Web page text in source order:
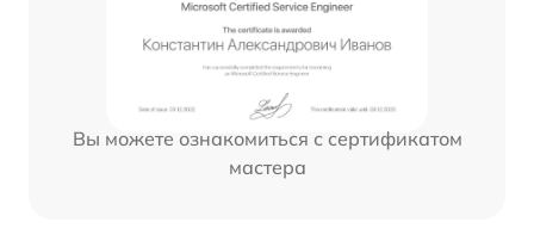
Вы можете ознакомиться с сертификатом
мастера